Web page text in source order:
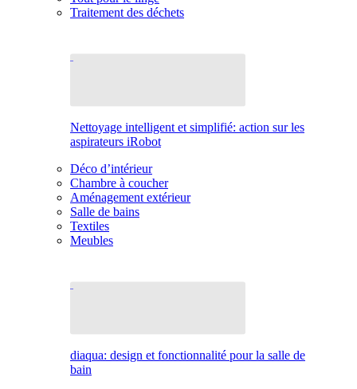
Traitement des déchets
Nettoyage intelligent et simplifié: action sur les
aspirateurs iRobot
Déco d’intérieur
Chambre à coucher
Aménagement extérieur
Salle de bains
Textiles
Meubles
diaqua: design et fonctionnalité pour la salle de
bain